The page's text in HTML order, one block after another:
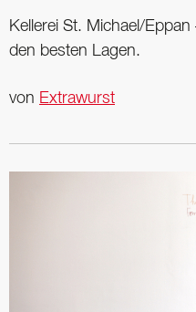
Kellerei St. Michael/Eppan
den besten Lagen.
von Extrawurst